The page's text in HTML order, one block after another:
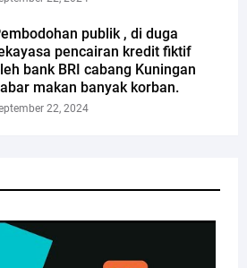
publik , di duga
pencairan kredit fiktif
bank BRI cabang Kuningan
makan banyak korban.
22, 2024